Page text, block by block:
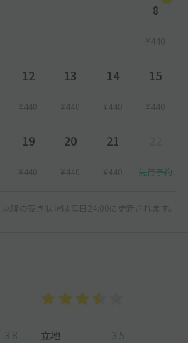
8
¥440
12
¥440
13
¥440
14
¥440
15
¥440
19
¥440
20
¥440
21
¥440 先行予約
以降の空き状況は毎日24:00に更新されます。
3.8 立地 3.5